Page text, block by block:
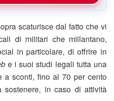
scaturisce dal fatto che vi
di militari che millantano,
in particolare, di offrire in
e i suoi studi legali tutta una
a sconti, fino al 70 per cento
sostenere, in caso di attività